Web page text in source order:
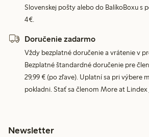
Slovenskej pošty alebo do BalíkoBoxu s
4€.
Doručenie zadarmo
Vždy bezplatné doručenie a vrátenie v
Bezplatné štandardné doručenie pre
29,99 € (po zľave). Uplatní sa pri výbere
pokladni. Stať sa členom More at Lindex
Newsletter